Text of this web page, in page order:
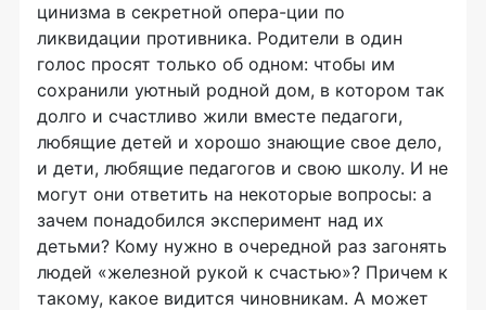
цинизма в секретной опера-ции по
ликвидации противника. Родители в один
голос просят только об одном: чтобы им
сохранили уютный родной дом, в котором так
долго и счастливо жили вместе педагоги,
любящие детей и хорошо знающие свое дело,
и дети, любящие педагогов и свою школу. И не
могут они ответить на некоторые вопросы: а
зачем понадобился эксперимент над их
детьми? Кому нужно в очередной раз загонять
людей «железной рукой к счастью»? Причем к
такому, какое видится чиновникам. А может